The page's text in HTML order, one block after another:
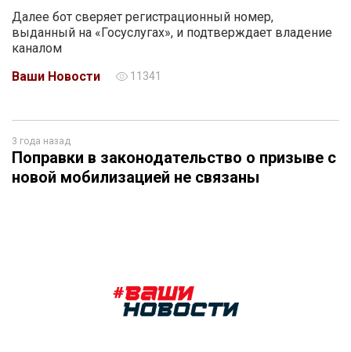
Далее бот сверяет регистрационный номер,
выданный на «Госуслугах», и подтверждает владение
каналом
Ваши Новости
11341
3 года назад
Поправки в законодательство о призыве с
новой мобилизацией не связаны